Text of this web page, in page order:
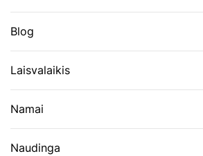
Blog
Laisvalaikis
Namai
Naudinga